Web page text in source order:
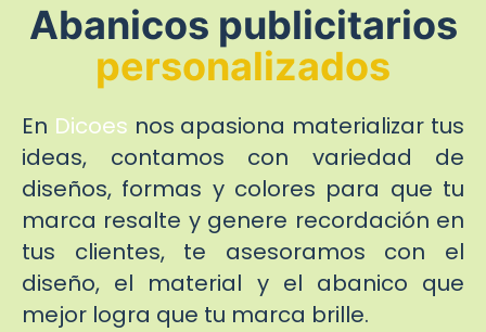
Abanicos publicitarios
personalizados
En Dicoes nos apasiona materializar tus
ideas, contamos con variedad de
diseños, formas y colores para que tu
marca resalte y genere recordación en
tus clientes, te asesoramos con el
diseño, el material y el abanico que
mejor logra que tu marca brille.